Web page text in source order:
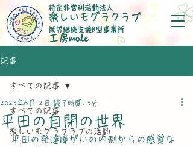
特定非営利活動法人
楽しいモグラクラブ
就労継続支援B型事業所
​工房mole
記事
すべての記事
楽しいモグラクラブの活動
すべての記事
平田の自閉の世界
2023年6月12日 読了時間: 3分
平田の発達障がいの内側からの感覚な